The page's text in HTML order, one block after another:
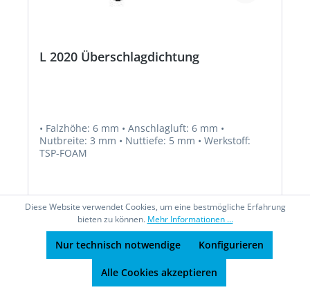
L 2020 Überschlagdichtung
• Falzhöhe: 6 mm • Anschlagluft: 6 mm •
Nutbreite: 3 mm • Nuttiefe: 5 mm • Werkstoff:
TSP-FOAM
Ab1,16 €*
Details
Diese Website verwendet Cookies, um eine bestmögliche Erfahrung
bieten zu können. Mehr Informationen ...
Nur technisch notwendige Konfigurieren
Alle Cookies akzeptieren